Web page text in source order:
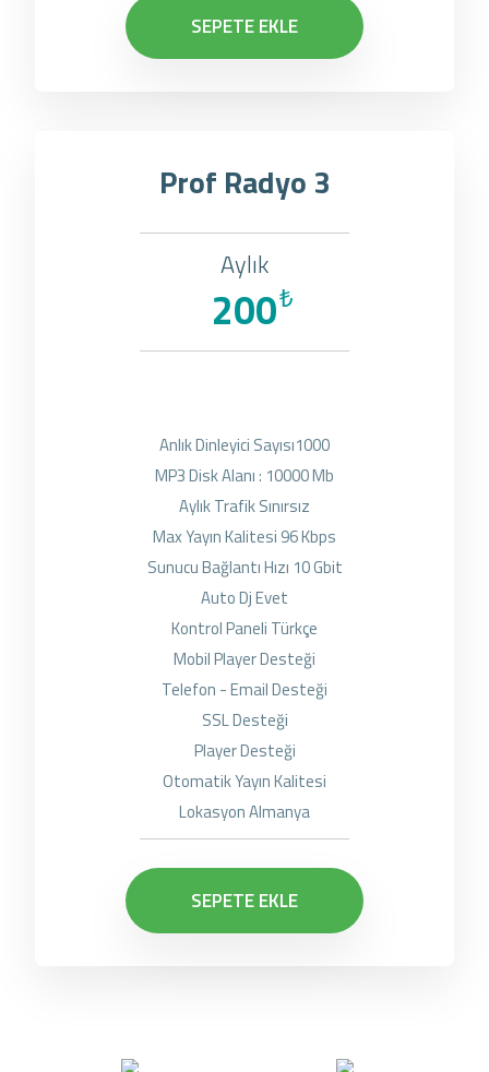
SEPETE EKLE
Prof Radyo 3
Aylık
₺
200
Anlık Dinleyici Sayısı1000
MP3 Disk Alanı : 10000 Mb
Aylık Trafik Sınırsız
Max Yayın Kalitesi 96 Kbps
Sunucu Bağlantı Hızı 10 Gbit
Auto Dj Evet
Kontrol Paneli Türkçe
Mobil Player Desteği
Telefon - Email Desteği
SSL Desteği
Player Desteği
Otomatik Yayın Kalitesi
Lokasyon Almanya
SEPETE EKLE